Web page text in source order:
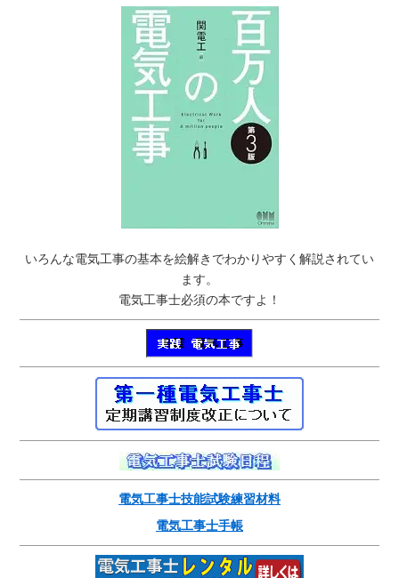
いろんな電気工事の基本を絵解きでわかりやすく解説されてい
ます。
電気工事士必須の本ですよ！
電気工事士技能試験練習材料
電気工事士手帳